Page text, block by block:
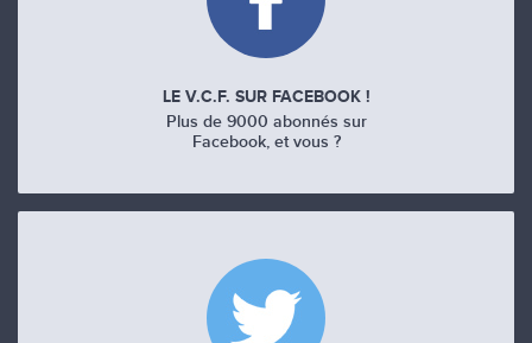
LE V.C.F. SUR FACEBOOK !
Plus de 9000 abonnés sur
Facebook, et vous ?